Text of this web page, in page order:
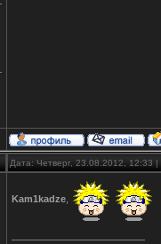
Дата: Четверг, 23.08.2012, 12:33
Kam1kadze